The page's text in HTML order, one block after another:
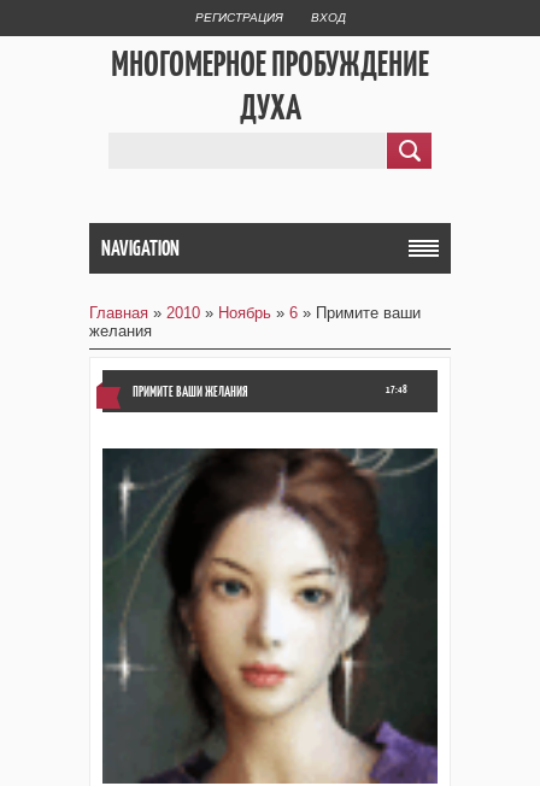
РЕГИСТРАЦИЯ ВХОД
МНОГОМЕРНОЕ ПРОБУЖДЕНИЕ
ДУХА
NAVIGATION
Главная » 2010 » Ноябрь » 6 » Примите ваши
желания
17:48
ПРИМИТЕ ВАШИ ЖЕЛАНИЯ